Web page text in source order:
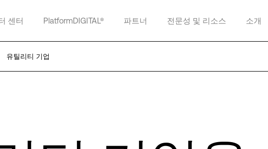
센터 PlatformDIGITAL® 파트너 전문성 및 리소스 소개
유틸리티 기업